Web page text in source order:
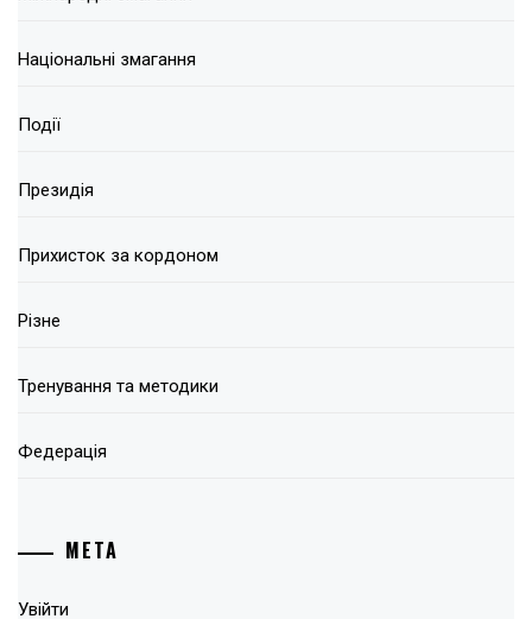
Національні змагання
Події
Президія
Прихисток за кордоном
Різне
Тренування та методики
Федерація
МЕТА
Увійти